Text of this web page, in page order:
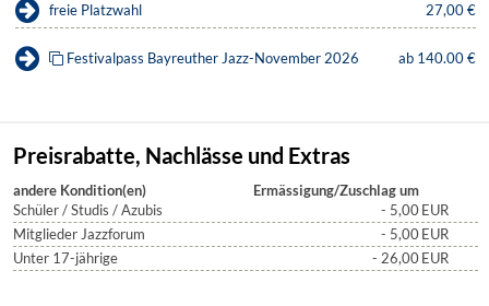
freie Platzwahl 27,00 €
Festivalpass Bayreuther Jazz-November 2026 ab 140.00 €
Preisrabatte, Nachlässe und Extras
andere Kondition(en)
Ermässigung/Zuschlag um
Schüler / Studis / Azubis
- 5,00EUR
Mitglieder Jazzforum
- 5,00EUR
Unter 17-jährige
- 26,00EUR